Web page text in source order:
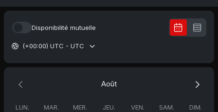
ATTENTION : CETTE RENCONTRE NE DOIT PAS ÊTRE UNE
FORMATIONS
SONT PRÉVUES POUR ÇA.
Disponibilité mutuelle
(+00:00) UTC - UTC
Août
LUN. MAR. MER. JEU. VEN. SAM. DIM.